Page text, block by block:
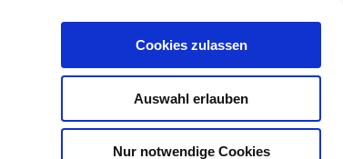
Cookies zulassen
Auswahl erlauben
Nur notwendige Cookies